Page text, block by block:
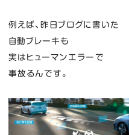
例えば、昨日ブログに書いた
自動ブレーキも
実はヒューマンエラーで
事故るんです。